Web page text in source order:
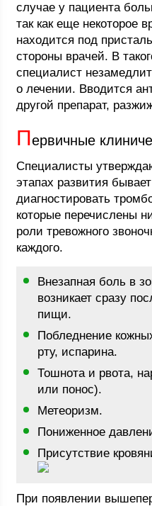
случае у пациента
так как еще некоторое
находится под
стороны врачей. В
специалист
о лечении. Вводится
другой препарат,
Первичные
Специалисты
этапах развития
диагностировать
которые перечислены
роли тревожного
каждого.
Внезапная боль в
возникает сразу
пищи.
Побледнение
рту, испарина.
Тошнота и рвота,
или понос).
Метеоризм.
Пониженное
Присутствие
При появлении